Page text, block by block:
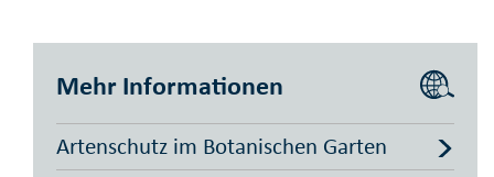
Mehr Informationen
Artenschutz im Botanischen Garten